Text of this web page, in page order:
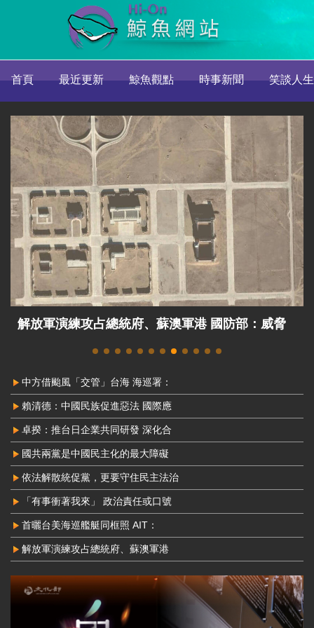
首頁 最近更新 鯨魚觀點 時事新聞 笑談人生
解放軍演練攻占總統府、蘇澳軍港 國防部：威脅
中方借颱風「交管」台海 海巡署：
賴清德：中國民族促進惡法 國際應
卓揆：推台日企業共同研發 深化合
國共兩黨是中國民主化的最大障礙
依法解散統促黨，更要守住民主法治
「有事衝著我來」 政治責任或口號
首曬台美海巡艦艇同框照 AIT：
解放軍演練攻占總統府、蘇澳軍港